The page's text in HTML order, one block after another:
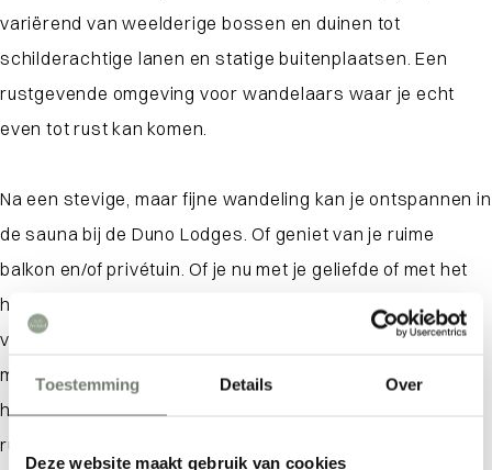
Toestemming Details Over
Deze website maakt gebruik van cookies
variërend van weelderige bossen en duinen tot
schilderachtige lanen en statige buitenplaatsen. Een
rustgevende omgeving voor wandelaars waar je echt
even tot rust kan komen.
Na een stevige, maar fijne wandeling kan je ontspannen in
de sauna bij de Duno Lodges. Of geniet van je ruime
balkon en/of privétuin. Of je nu met je geliefde of met het
hele gezin reist, de Duno Lodges zorgen voor het ultieme
vakantiegevoel. Extra leuk: ook jouw trouwe viervoeter
mag mee in enkele accommodaties. Geniet van een
heerlijke overnachting in Walcheren vol comfort in een
rustgevende en luxe omgeving bij de Duno lodges.